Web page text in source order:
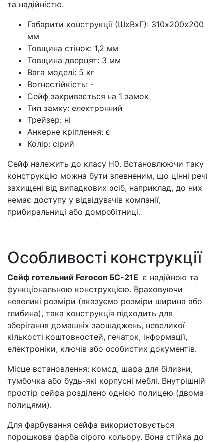
та надійністю.
Габарити конструкції (ШхВхГ): 310х200х200
мм
Товщина стінок: 1,2 мм
Товщина дверцят: 3 мм
Вага моделі: 5 кг
Вогнестійкість: -
Сейф закривається на 1 замок
Тип замку: електронний
Трейзер: ні
Анкерне кріплення: є
Колір: сірий
Сейф належить до класу Н0. Встановлюючи таку
конструкцію можна бути впевненим, що цінні речі
захищені від випадкових осіб, наприклад, до них
немає доступу у відвідувачів компанії,
прибиральниці або домробітниці.
Особливості конструкції
Сейф готельний Ferocon БС-21Е є надійною та
функціональною конструкцією. Враховуючи
невеликі розміри (вказуємо розміри ширина або
глибина), така конструкція підходить для
зберігання домашніх заощаджень, невеликої
кількості коштовностей, печаток, інформації,
електроніки, ключів або особистих документів.
Місце встановлення: комод, шафа для білизни,
тумбочка або будь-які корпусні меблі. Внутрішній
простір сейфа розділено однією полицею (двома
полицями).
Для фарбування сейфа використовується
порошкова фарба сірого кольору. Вона стійка до